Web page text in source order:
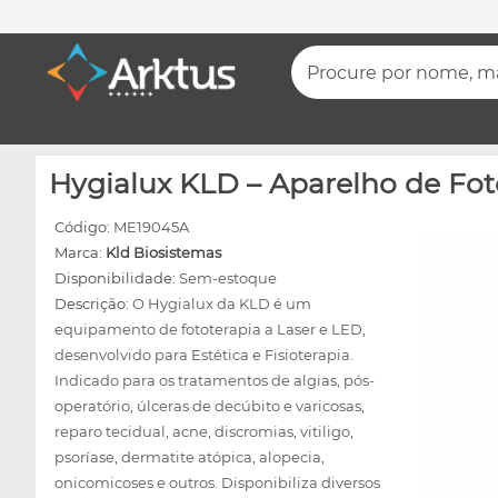
Procure por nome,
Hygialux KLD – Aparelho de
Código: ME19045A
Marca: Kld Biosistemas
Disponibilidade: Sem-estoque
Descrição: O Hygialux da KLD é um
equipamento de fototerapia a Laser e LED,
desenvolvido para Estética e Fisioterapia.
Indicado para os tratamentos de algias, pós-
operatório, úlceras de decúbito e varicosas,
reparo tecidual, acne, discromias, vitiligo,
psoríase, dermatite atópica, alopecia,
onicomicoses e outros. Disponibiliza diversos